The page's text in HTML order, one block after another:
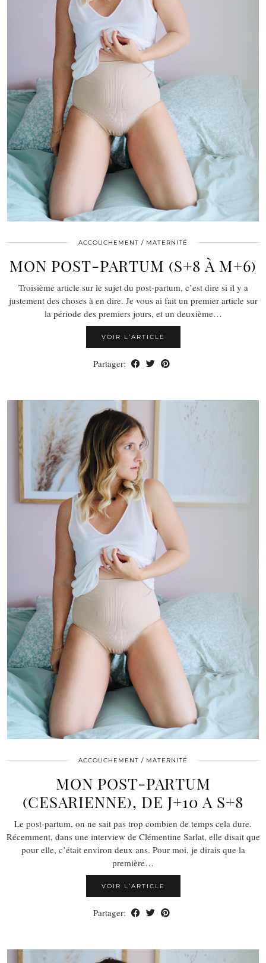
ACCOUCHEMENT / MATERNITÉ
MON POST-PARTUM (S+8 À M+6)
Troisième article sur le sujet du post-partum, c’est dire si il y a
justement des choses à en dire. Je vous ai fait un premier article sur
la période des premiers jours, et un deuxième…
VOIR L’ARTICLE
Partager:
ACCOUCHEMENT / MATERNITÉ
MON POST-PARTUM
(CESARIENNE), DE J+10 A S+8
Le post-partum, on ne sait pas trop combien de temps cela dure.
Récemment, dans une interview de Clémentine Sarlat, elle disait que
pour elle, c’était environ deux ans. Pour moi, je dirais que la
première…
VOIR L’ARTICLE
Partager: